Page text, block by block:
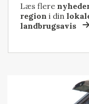
Læs flere
region i din
landbrugsavis